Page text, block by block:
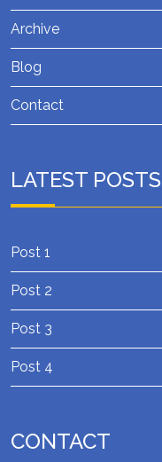
Archive
Blog
Contact
LATEST POSTS
Post 1
Post 2
Post 3
Post 4
CONTACT